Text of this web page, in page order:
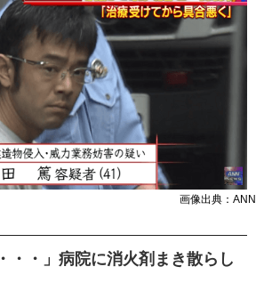
画像出典：ANN
・・」病院に消火剤まき散らし